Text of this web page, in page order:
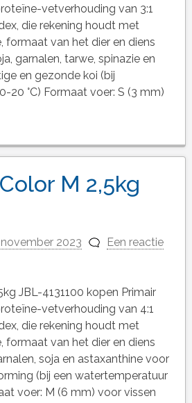
vetverhouding van 3:1
die rekening houdt met
formaat van het dier en diens
garnalen, tarwe, spinazie en
en gezonde koi (bij
20 °C) Formaat voer: S (3 mm)
M 2,5kg
2023
Een reactie
JBL-4131100 kopen Primair
vetverhouding van 4:1
die rekening houdt met
formaat van het dier en diens
soja en astaxanthine voor
(bij een watertemperatuur
voer: M (6 mm) voor vissen